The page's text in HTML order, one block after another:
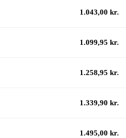
1.043,00 kr.
1.099,95 kr.
1.258,95 kr.
1.339,90 kr.
1.495,00 kr.